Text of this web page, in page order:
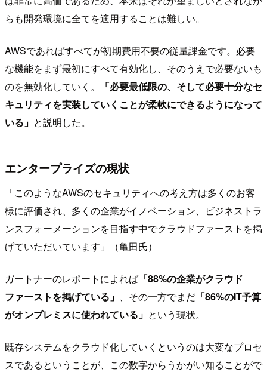
らも開発環境に全てを適用することは難しい。
AWSであればすべてが初期費用不要の従量課金です。必要
な機能をまず最初にすべて有効化し、そのうえで必要ないも
のを無効化していく。
「必要最低限の、そして必要十分なセ
キュリティを実装していくことが柔軟にできるようになって
いる」 と説明した。
エンタープライズの現状
「このようなAWSのセキュリティへの考え方は多くのお客
様に評価され、多くの企業がイノベーション、ビジネストラ
ンスフォーメーションを目指す中でクラウドファーストを掲
げていただいています」（亀田氏）
ガートナーのレポートによれば 「88%の企業がクラウド
ファーストを掲げている」 、その一方でまだ 「86%のIT予算
がオンプレミスに使われている」 という現状。
既存システムをクラウド化していくというのは大変なプロセ
スであるということが、この数字からうかがい知ることがで